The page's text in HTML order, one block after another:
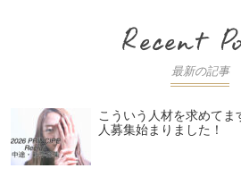
最新の記事
こういう人材を求めて
人募集始まりました！